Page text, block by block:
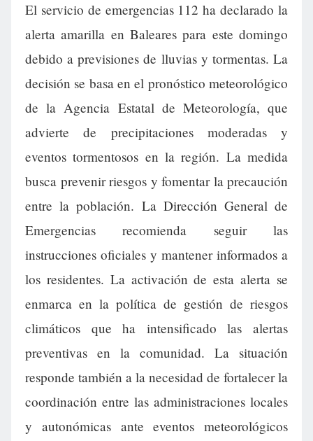
El servicio de emergencias 112 ha declarado la
alerta amarilla en Baleares para este domingo
debido a previsiones de lluvias y tormentas. La
decisión se basa en el pronóstico meteorológico
de la Agencia Estatal de Meteorología, que
advierte de precipitaciones moderadas y
eventos tormentosos en la región. La medida
busca prevenir riesgos y fomentar la precaución
entre la población. La Dirección General de
Emergencias recomienda seguir las
instrucciones oficiales y mantener informados a
los residentes. La activación de esta alerta se
enmarca en la política de gestión de riesgos
climáticos que ha intensificado las alertas
preventivas en la comunidad. La situación
responde también a la necesidad de fortalecer la
coordinación entre las administraciones locales
y autonómicas ante eventos meteorológicos